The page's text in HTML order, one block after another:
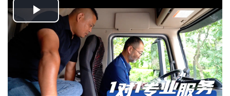
Play
Video